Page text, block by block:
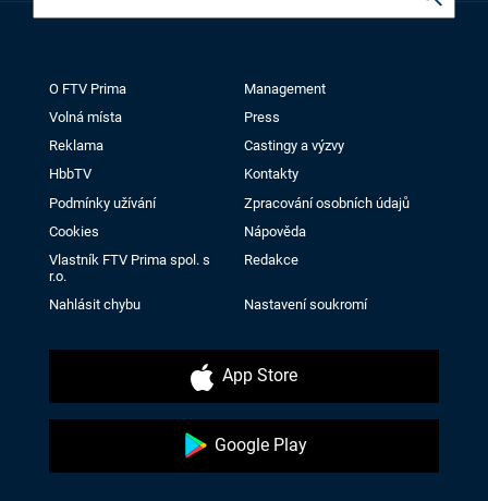
O FTV Prima
Management
Volná místa
Press
Reklama
Castingy a výzvy
HbbTV
Kontakty
Podmínky užívání
Zpracování osobních údajů
Cookies
Nápověda
Vlastník FTV Prima spol. s
r.o.
Redakce
Nahlásit chybu Nastavení soukromí
App Store
Google Play